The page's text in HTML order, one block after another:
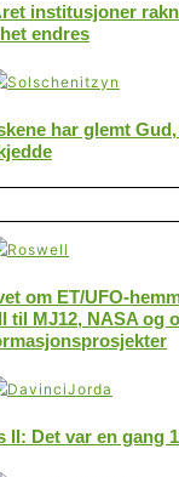
institusjoner
endres
har glemt
om ET/UFO-
til MJ12, NASA og
II: Det var en gang